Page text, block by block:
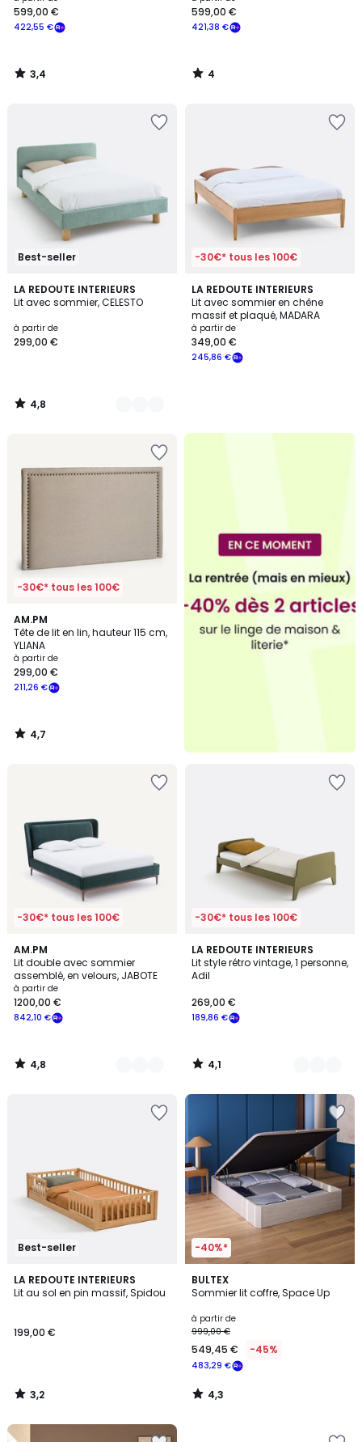
à
partir
599,00
€
programme
pour
payer
à
place
422,55
€.
422,55 €
599,00 €
3,4
/
421,38 €
599,00 €
4
/
Best-seller
LA REDOUTE INTERIEURS
Lit avec sommier, CELESTO
à partir de
299,00 €
4,8
/ 5
3
Couleurs
4,8
/
-30€* tous les 100€
LA REDOUTE INTERIEURS
Lit avec sommier en chêne
massif et plaqué, MADARA
à partir de
245,86 €
349,00 €
-30€* tous les 100€
AM.PM
Tête de lit en lin, hauteur 115 cm,
YLIANA
à partir de
211,26 €
299,00 €
4,7
/ 5
4,7
/
-30€* tous les 100€
AM.PM
Lit double avec sommier
assemblé, en velours, JABOTE
à partir de
842,10 €
1200,00 €
4,8
/ 5
2
Couleurs
4,8
/
-30€* tous les 100€
LA REDOUTE INTERIEURS
Lit style rétro vintage, 1 personne,
Adil
189,86 €
269,00 €
4,1
/ 5
4
Couleurs
4,1
/
Best-seller
LA REDOUTE INTERIEURS
Lit au sol en pin massif, Spidou
199,00 €
3,2
/ 5
3,2
/
-40%*
BULTEX
Sommier lit coffre, Space Up
à partir de
483,29 €
999,00 €
549,45 € -45%
4,3
/ 5
4,3
/